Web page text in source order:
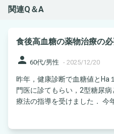
関連Q＆A
食後高血糖の薬物治療の
person 60代/男性 - 2025/12/20
昨年，健康診断で血糖値とHa
門医に診てもらい，2型糖尿
療法の指導を受けました． 今年